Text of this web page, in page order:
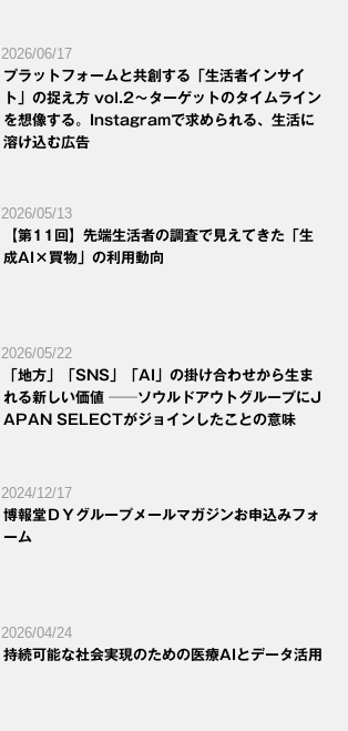
2026/06/17
プラットフォームと共創する「生活者インサイ
ト」の捉え方 vol.2～ターゲットのタイムライン
を想像する。Instagramで求められる、生活に
溶け込む広告
2026/05/13
【第11回】先端生活者の調査で見えてきた「生
成AI×買物」の利用動向
2026/05/22
「地方」「SNS」「AI」の掛け合わせから生ま
れる新しい価値 ──ソウルドアウトグループにJ
APAN SELECTがジョインしたことの意味
2024/12/17
博報堂ＤＹグループメールマガジンお申込みフォ
ーム
2026/04/24
持続可能な社会実現のための医療AIとデータ活用